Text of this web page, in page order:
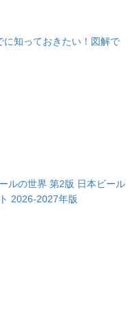
に知っておきたい！図解で
ルの世界 第2版 日本ビール
2026-2027年版